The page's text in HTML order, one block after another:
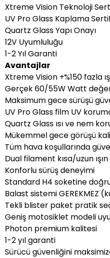
Xtreme Vision Teknoloji
UV Pro Glass Kaplama
Quartz Glass Yapı Onayı
12V Uyumluluğu
1-2 Yıl Garanti
Avantajlar
Xtreme Vision +%150 fazla
Gerçek 60/55W Watt
Maksimum gece sürüşü
UV Pro Glass film UV
Quartz Glass ısı ve nem
Mükemmel gece görüşü
Tüm hava koşullarında
Dual filament kısa/uzun
Konforlu sürüş deneyimi
Standard H4 soketine
Balast sistemi GEREKMEZ
Tekli blister paket pratik
Geniş motosiklet modeli
Photon premium kalitesi
1-2 yıl garanti
Sürücü güvenliğini